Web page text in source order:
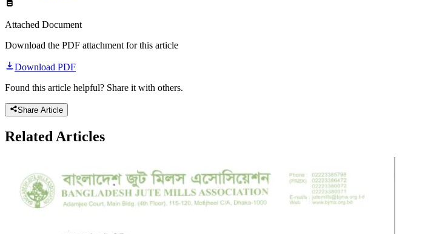
Attached Document
Download the PDF attachment for this article
Download PDF
Found this article helpful? Share it with others.
Share Article
Related Articles